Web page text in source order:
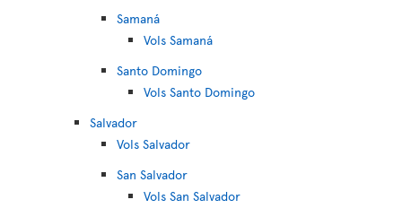
Samaná
Vols Samaná
Santo Domingo
Vols Santo Domingo
Salvador
Vols Salvador
San Salvador
Vols San Salvador